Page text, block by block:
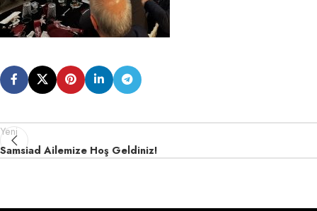
Yeni
Samsiad Ailemize Hoş Geldiniz!